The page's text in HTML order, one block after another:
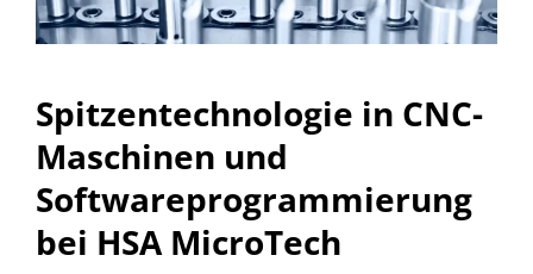
Spitzentechnologie in CNC-
Maschinen und
Softwareprogrammierung
bei HSA MicroTech